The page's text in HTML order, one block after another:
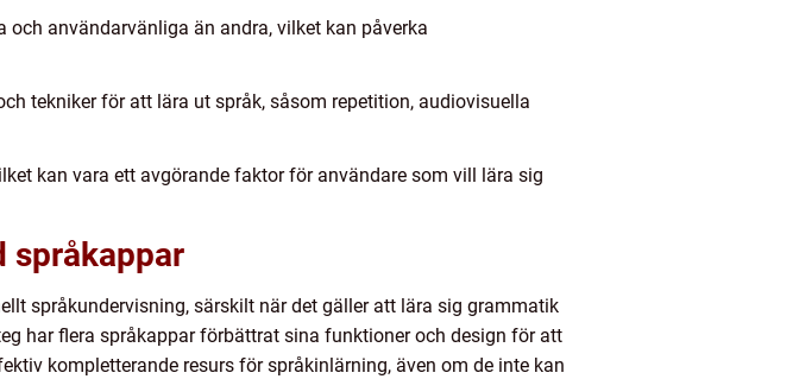
användarvänliga än andra, vilket kan påverka
tekniker för att lära ut språk, såsom repetition, audiovisuella
kan vara ett avgörande faktor för användare som vill lära sig
språkappar
språkundervisning, särskilt när det gäller att lära sig grammatik
har flera språkappar förbättrat sina funktioner och design för att
kompletterande resurs för språkinlärning, även om de inte kan